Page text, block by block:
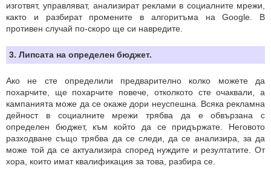
изготвят, управляват, анализират реклами в социалните мрежи,
както и разбират промените в алгоритъма на Google. В
противен случай по-скоро ще си навредите.
3. Липсата на определен бюджет.
Ако не сте определили предварително колко можете да
похарчите, ще похарчите повече, отколкото сте очаквали, а
кампанията може да се окаже дори неуспешна. Всяка рекламна
дейност в социалните мрежи трябва да е обвързана с
опредeлен бюджет, към който да се придържате. Неговото
разходване също трябва да се следи, да се анализира, за да
може той да се актуализира според нуждите и резултатите. От
хора, които имат квалификация за това, разбира се.